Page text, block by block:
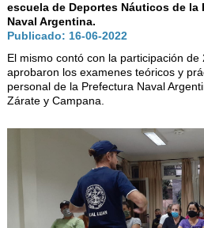
HISTORIA
AUTORIDADES
BENEFICIOS
NOTICIAS & ACTIVIDADES
NEWSLETTER
escuela de Deportes Náuticos de
Naval Argentina.
Publicado: 16-06-2022
El mismo contó con la participación
aprobaron los examenes teóricos y
personal de la Prefectura Naval
Zárate y Campana.